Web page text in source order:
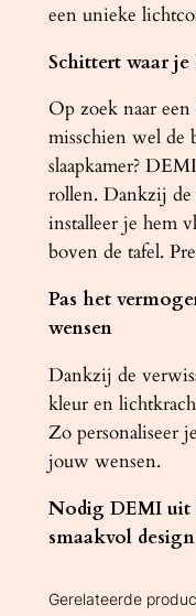
een unieke
Schittert waar
Op zoek naar
misschien wel de
slaapkamer?
rollen. Dankzij de
installeer je hem
boven de tafel.
Pas het
wensen
Dankzij de
kleur en
Zo personaliseer
jouw wensen.
Nodig DEMI uit
smaakvol
Gerelateerde